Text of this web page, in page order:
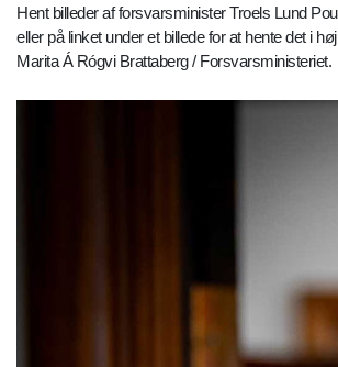
Hent billeder af forsvarsminister Troels Lund
eller på linket under et billede for at hente det i
Marita Á Rógvi Brattaberg / Forsvarsministeriet.